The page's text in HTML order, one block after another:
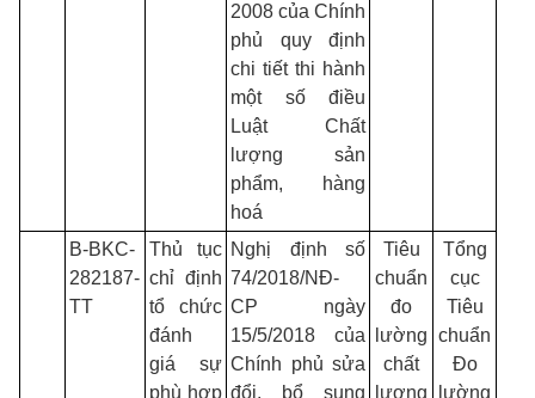
2008 của Chính
phủ quy định
chi tiết thi hành
một số điều
Luật Chất
lượng sản
phẩm, hàng
hoá
B-BKC-
282187-
TT
Thủ tục
chỉ định
tổ chức
đánh
giá sự
phù hợp
Nghị định số
74/2018/NĐ-
CP ngày
15/5/2018 của
Chính phủ sửa
đổi, bổ sung
Tiêu
chuẩn
đo
lường
chất
lượng
Tổng
cục
Tiêu
chuẩn
Đo
lường